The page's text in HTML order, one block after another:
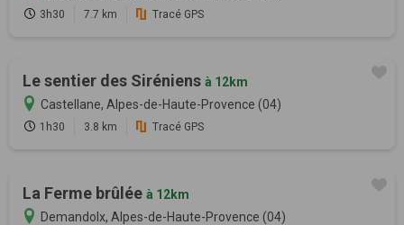
3h30 7.7 km Tracé GPS
Le sentier des Siréniens à 12km
Castellane, Alpes-de-Haute-Provence (04)
1h30 3.8 km Tracé GPS
La Ferme brûlée à 12km
Demandolx, Alpes-de-Haute-Provence (04)